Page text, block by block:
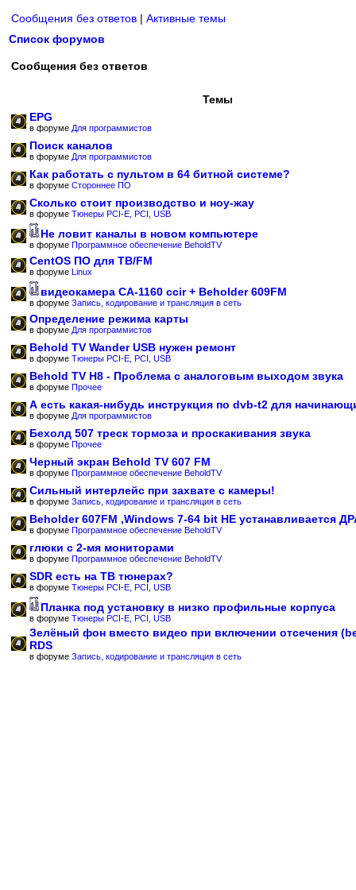
Сообщения без ответов | Активные темы
Список форумов
Сообщения без ответов
Темы
EPG
в форуме Для программистов
Поиск каналов
в форуме Для программистов
Как работать с пультом в 64 битной системе?
в форуме Стороннее ПО
Сколько стоит производство и ноу-жау
в форуме Тюнеры PCI-E, PCI, USB
Не ловит каналы в новом компьютере
в форуме Программное обеспечение BeholdTV
CentOS ПО для ТВ/FM
в форуме Linux
видеокамера CA-1160 ccir + Beholder 609FM
в форуме Запись, кодирование и трансляция в сеть
Определение режима карты
в форуме Для программистов
Behold TV Wander USB нужен ремонт
в форуме Тюнеры PCI-E, PCI, USB
Behold TV H8 - Проблема с аналоговым выходом звука
в форуме Прочее
А есть какая-нибудь инструкция по dvb-t2 для
в форуме Для программистов
Бехолд 507 треск тормоза и проскакивания звука
в форуме Прочее
Черный экран Behold TV 607 FM
в форуме Программное обеспечение BeholdTV
Сильный интерлейс при захвате с камеры!
в форуме Запись, кодирование и трансляция в сеть
Beholder 607FM ,Windows 7-64 bit НЕ устанавливается
в форуме Программное обеспечение BeholdTV
глюки с 2-мя мониторами
в форуме Программное обеспечение BeholdTV
SDR есть на ТВ тюнерах?
в форуме Тюнеры PCI-E, PCI, USB
Планка под установку в низко профильные корпуса
в форуме Тюнеры PCI-E, PCI, USB
Зелёный фон вместо видео при включении отсечения
RDS
в форуме Запись, кодирование и трансляция в сеть